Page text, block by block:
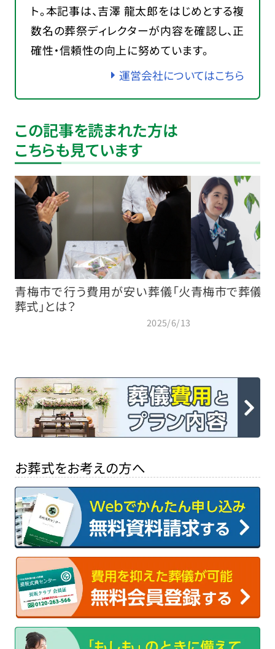
ト。本記事は、吉澤 龍太郎をはじめとする複
数名の葬祭ディレクターが内容を確認し、正
確性・信頼性の向上に努めています。
運営会社についてはこちら
この記事を読まれた方は
こちらも見ています
青梅市で行う費用が安い葬儀「火
葬式」とは？
2025/6/13
青梅市で葬儀
お葬式をお考えの方へ